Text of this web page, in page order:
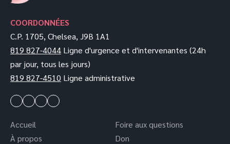
COORDONNÉES
C.P. 1705, Chelsea, J9B 1A1
819 827-4044 Ligne d'urgence et d'intervenantes (24h
par jour, tous les jours)
819 827-4510 Ligne administrative
Accueil
À propos
Foire aux questions
Don